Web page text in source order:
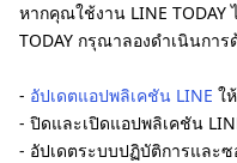
หากคุณใช้งาน LINE
TODAY กรุณาลองดำเนินการ
- อัปเดตแอปพลิเคชัน LINE ใ
- ปิดและเปิดแอปพลิเคชัน
- อัปเดตระบบปฏิบัติการและ